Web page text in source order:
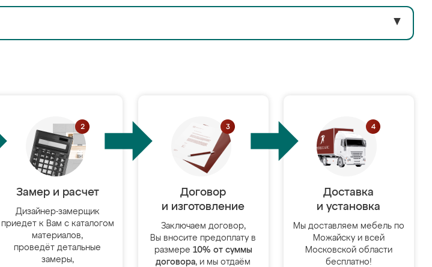
▼
Замер и расчет
Дизайнер-замерщик
приедет к Вам с каталогом
материалов,
проведёт детальные
замеры,
Договор
и изготовление
Заключаем договор,
Вы вносите предоплату в
размере 10% от суммы
договора, и мы отдаём
Доставка
и установка
Мы доставляем мебель по
Можайску и всей
Московской области
бесплатно!